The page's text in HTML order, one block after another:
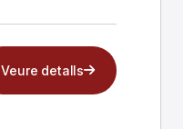
Veure detalls